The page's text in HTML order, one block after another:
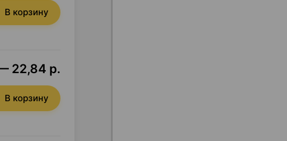
В корзину
22,84 р.
В корзину